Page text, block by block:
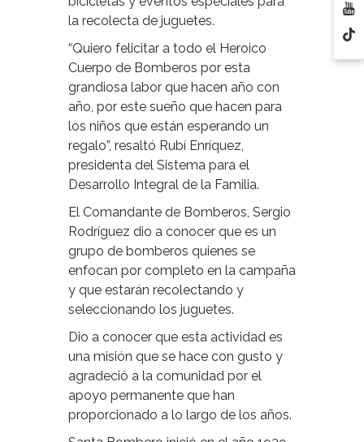
la recolecta de juguetes.
“Quiero felicitar a todo el Heroico
Cuerpo de Bomberos por esta
grandiosa labor que hacen año con
año, por este sueño que hacen para
los niños que están esperando un
regalo”, resaltó Rubí Enríquez,
presidenta del Sistema para el
Desarrollo Integral de la Familia.
El Comandante de Bomberos, Sergio
Rodríguez dio a conocer que es un
grupo de bomberos quienes se
enfocan por completo en la campaña
y que estarán recolectando y
seleccionando los juguetes.
Dio a conocer que esta actividad es
una misión que se hace con gusto y
agradeció a la comunidad por el
apoyo permanente que han
proporcionado a lo largo de los años.